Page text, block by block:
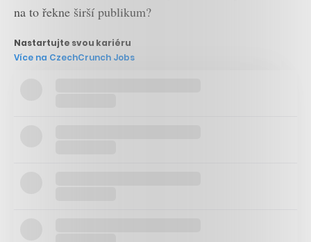
na to řekne širší publikum?
Nastartujte svou kariéru
Více na CzechCrunch Jobs